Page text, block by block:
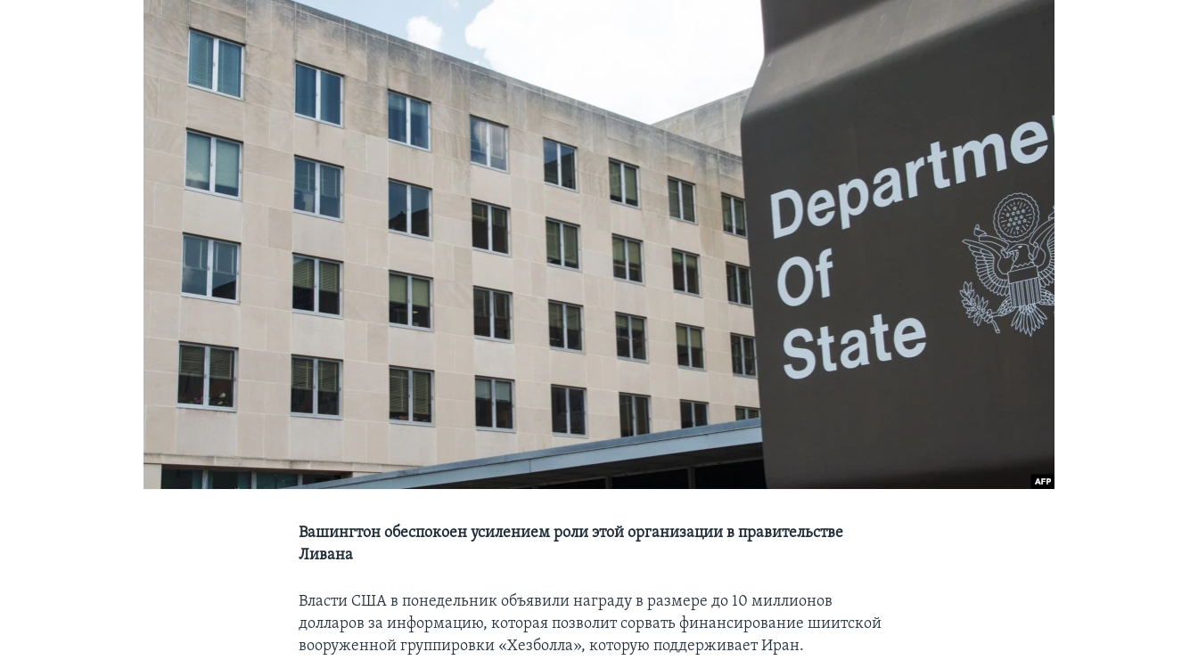
Вашингтон обеспокоен усилением роли этой организации в правительстве
Ливана
Власти США в понедельник объявили награду в размере до 10 миллионов
долларов за информацию, которая позволит сорвать финансирование шиитской
вооруженной группировки «Хезболла», которую поддерживает Иран.